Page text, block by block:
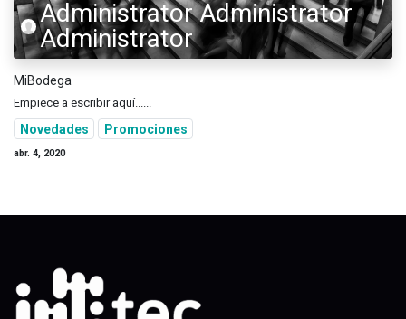
Administrator Administrator
Administrator
MiBodega
Empiece a escribir aquí......
Novedades Promociones
abr. 4, 2020